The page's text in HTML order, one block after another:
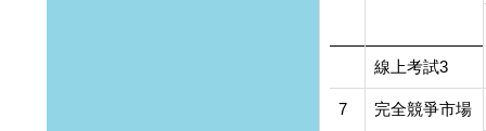
線上考試3
7 完全競爭市場